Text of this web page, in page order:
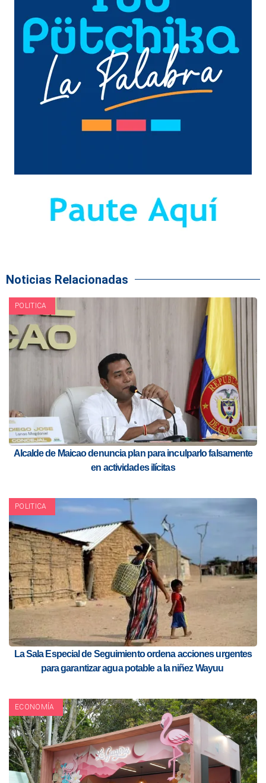
Noticias Relacionadas
POLITICA
Alcalde de Maicao denuncia plan para inculparlo falsamente
en actividades ilícitas
POLITICA
La Sala Especial de Seguimiento ordena acciones urgentes
para garantizar agua potable a la niñez Wayuu
ECONOMÍA